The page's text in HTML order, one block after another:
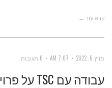
קרא עוד ←
מרץ 6, 2022 7:07 AM 6 תגובות
עבודה עם TSC על פרויקט טייפסקריפט